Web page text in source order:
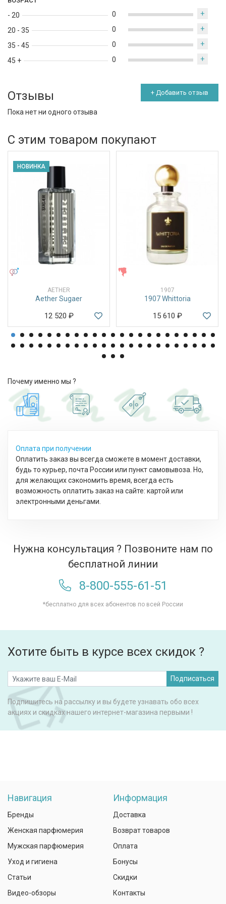
- 20
20 - 35
35 - 45
45 +
0 +
0 +
0 +
0 +
Отзывы + Добавить отзыв
Пока нет ни одного отзыва
С этим товаром покупают
НОВИНКА
AETHER
Aether Sugaer
12 520 ₽
1907
1907 Whittoria
15 610 ₽
Почему именно мы ?
Оплата при получении
Оплатить заказ вы всегда сможете в момент доставки,
будь то курьер, почта России или пункт самовывоза. Но,
для желающих сэкономить время, всегда есть
возможность оплатить заказ на сайте: картой или
электронными деньгами.
Нужна консультация ? Позвоните нам по
бесплатной линии
8-800-555-61-51
*бесплатно для всех абонентов по всей России
Хотите быть в курсе всех скидок ?
Подписаться
Подпишитесь на рассылку и вы будете узнавать обо всех
акциях и скидках нашего интернет-магазина первыми !
Навигация
Бренды
Женская парфюмерия
Мужская парфюмерия
Уход и гигиена
Статьи
Видео-обзоры
Информация
Доставка
Возврат товаров
Оплата
Бонусы
Скидки
Контакты